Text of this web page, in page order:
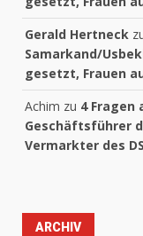
Gerald Hertneck
Samarkand/
gesetzt, Frauen
Achim zu 4 Fragen
Geschäftsführer
Vermarkter des
ARCHIV